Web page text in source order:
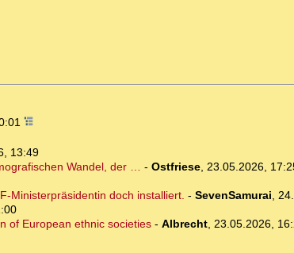
13:49
Wandel, der … - Ostfriese, 23.05.2026,
Ministerpräsidentin doch installiert. - SevenSamurai,
of European ethnic societies- Albrecht, 23.05.2026,